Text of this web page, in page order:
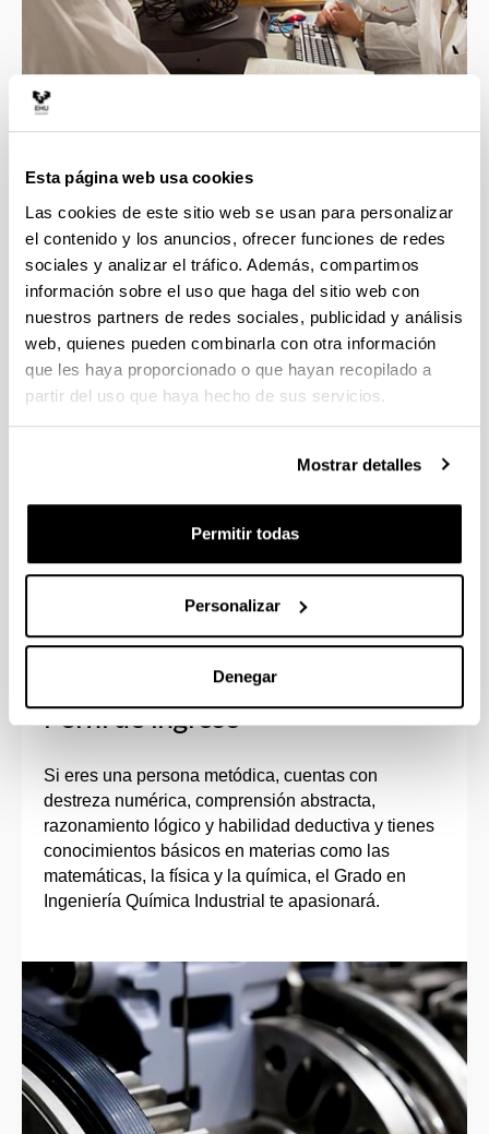
Esta página web usa cookies
Las cookies de este sitio web se usan para personalizar
el contenido y los anuncios, ofrecer funciones de redes
sociales y analizar el tráfico. Además, compartimos
información sobre el uso que haga del sitio web con
nuestros partners de redes sociales, publicidad y análisis
web, quienes pueden combinarla con otra información
que les haya proporcionado o que hayan recopilado a
partir del uso que haya hecho de sus servicios.
Mostrar detalles
Permitir todas
Personalizar
Denegar
4 razones para elegir este grado
Disfrutarás del grado si te gusta la química y
quieres saber cómo aplicarla a procesos
industriales.
Te prepararás para contribuir a tener una
sociedad más sostenible y mejorar la
tecnología química existente.
empresas del sector, tenemos convenios con
universidades europeas, de América Latina,
EEUU, Australia, Rusia, etc.
Perfil de ingreso
Si eres una persona metódica, cuentas con
destreza numérica, comprensión abstracta,
razonamiento lógico y habilidad deductiva y tienes
conocimientos básicos en materias como las
matemáticas, la física y la química, el Grado en
Ingeniería Química Industrial te apasionará.